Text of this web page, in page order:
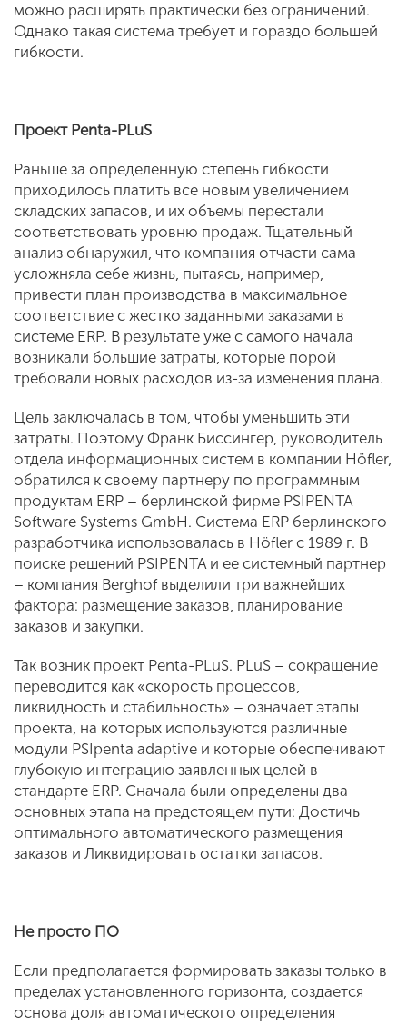
можно расширять практически без ограничений.
Однако такая система требует и гораздо большей
гибкости.
Проект Penta-PLuS
Раньше за определенную степень гибкости
приходилось платить все новым увеличением
складских запасов, и их объемы перестали
соответствовать уровню продаж. Тщательный
анализ обнаружил, что компания отчасти сама
усложняла себе жизнь, пытаясь, например,
привести план производства в максимальное
соответствие с жестко заданными заказами в
системе ERP. В результате уже с самого начала
возникали большие затраты, которые порой
требовали новых расходов из-за изменения плана.
Цель заключалась в том, чтобы уменьшить эти
затраты. Поэтому Франк Биссингер, руководитель
отдела информационных систем в компании Höfler,
обратился к своему партнеру по программным
продуктам ERP – берлинской фирме PSIPENTA
Software Systems GmbH. Система ERP берлинского
разработчика использовалась в Höfler с 1989 г. В
поиске решений PSIPENTA и ее системный партнер
– компания Berghof выделили три важнейших
фактора: размещение заказов, планирование
заказов и закупки.
Так возник проект Penta-PLuS. PLuS – сокращение
переводится как «скорость процессов,
ликвидность и стабильность» – означает этапы
проекта, на которых используются различные
модули PSIpenta adaptive и которые обеспечивают
глубокую интеграцию заявленных целей в
стандарте ERP. Сначала были определены два
основных этапа на предстоящем пути: Достичь
оптимального автоматического размещения
заказов и Ликвидировать остатки запасов.
Не просто ПО
Если предполагается формировать заказы только в
пределах установленного горизонта, создается
основа доля автоматического определения